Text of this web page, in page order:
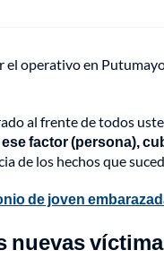
operativo en
al frente de todos
factor (persona),
de los hechos que
de joven
nuevas